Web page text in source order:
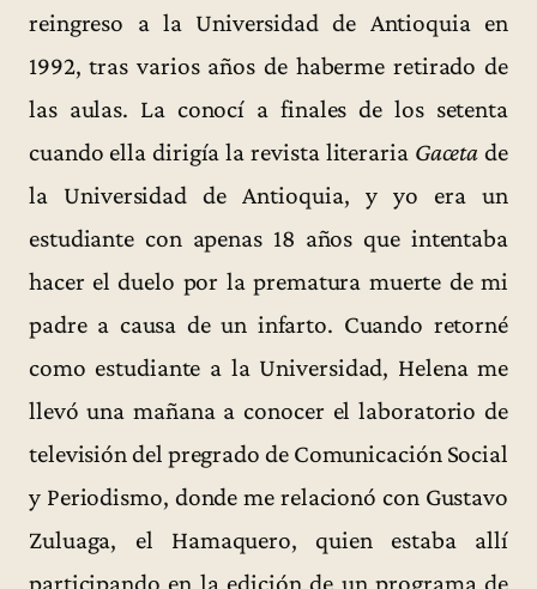
reingreso a la Universidad de Antioquia en
1992, tras varios años de haberme retirado de
las aulas. La conocí a finales de los setenta
cuando ella dirigía la revista literaria Gaceta de
la Universidad de Antioquia, y yo era un
estudiante con apenas 18 años que intentaba
hacer el duelo por la prematura muerte de mi
padre a causa de un infarto. Cuando retorné
como estudiante a la Universidad, Helena me
llevó una mañana a conocer el laboratorio de
televisión del pregrado de Comunicación Social
y Periodismo, donde me relacionó con Gustavo
Zuluaga, el Hamaquero, quien estaba allí